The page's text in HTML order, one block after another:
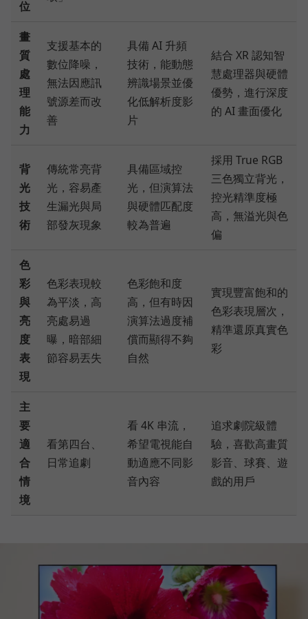
位
畫
質
處
理
能
力
支援基本的
數位降噪，
無法因應訊
號源差而改
善
具備 AI 升頻
技術，能動態
辨識場景並優
化低解析度影
片
結合 XR 認知智
慧處理器與硬體
優勢，進行深度
的 AI 畫面優化
背
光
技
術
傳統常亮背
光，容易產
生漏光與局
部發灰現象
具備區域控
光，但演算法
與硬體匹配度
較為普遍
採用 True RGB
三色獨立背光，
控光精準度極
高，無溢光與色
偏
色
彩
與
亮
度
表
現
色彩表現較
為平淡，高
亮處易過
曝，暗部細
節容易丟失
色彩飽和度
高，但有時因
演算法過度補
償而顯得不夠
自然
實現豐富飽和的
色彩表現層次，
精準還原真實色
彩
主
要
適
合
情
境
看第四台、
日常追劇
看 4K 串流，
希望電視能自
動適應不同影
音內容
追求劇院級體
驗，喜歡高畫質
影音、球賽、遊
戲的用戶